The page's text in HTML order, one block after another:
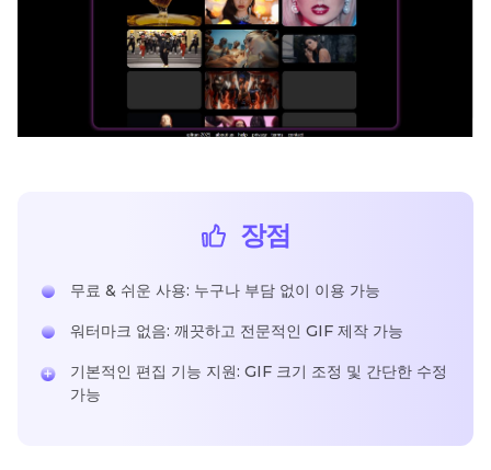
장점
무료 & 쉬운 사용: 누구나 부담 없이 이용 가능
워터마크 없음: 깨끗하고 전문적인 GIF 제작 가능
기본적인 편집 기능 지원: GIF 크기 조정 및 간단한 수정
가능